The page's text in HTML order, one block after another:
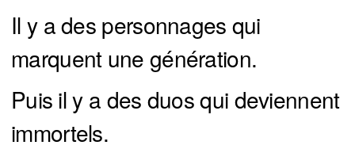
Il y a des personnages qui
marquent une génération.
Puis il y a des duos qui deviennent
immortels.